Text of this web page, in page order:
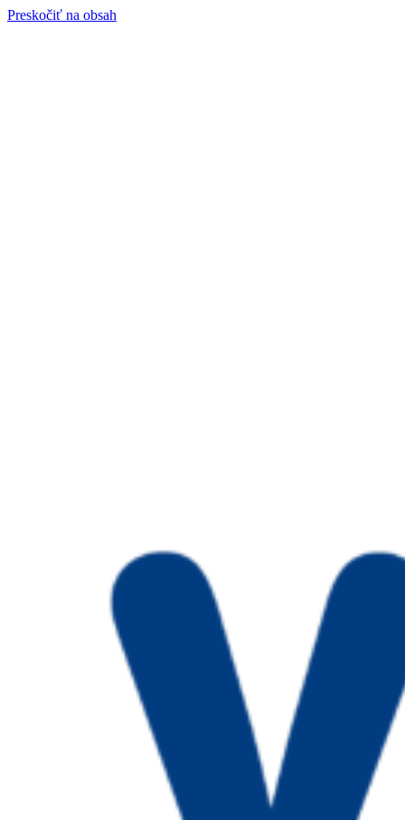
Preskočiť na obsah